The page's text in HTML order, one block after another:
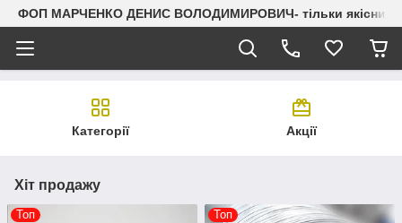
ФОП МАРЧЕНКО ДЕНИС ВОЛОДИМИРОВИЧ- тільки якісний
Категорії Акції
Хіт продажу
Топ Топ